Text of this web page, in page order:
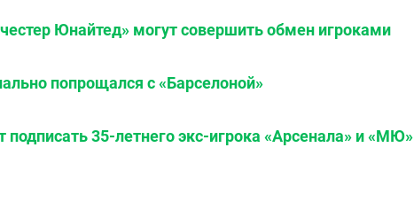
Юнайтед» могут совершить обмен игроками
попрощался с «Барселоной»
подписать 35-летнего экс-игрока «Арсенала» и «МЮ»